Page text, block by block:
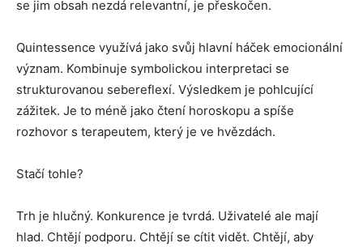
se jim obsah nezdá relevantní, je přeskočen.
Quintessence využívá jako svůj hlavní háček emocionální
význam. Kombinuje symbolickou interpretaci se
strukturovanou sebereflexí. Výsledkem je pohlcující
zážitek. Je to méně jako čtení horoskopu a spíše
rozhovor s terapeutem, který je ve hvězdách.
Stačí tohle?
Trh je hlučný. Konkurence je tvrdá. Uživatelé ale mají
hlad. Chtějí podporu. Chtějí se cítit vidět. Chtějí, aby